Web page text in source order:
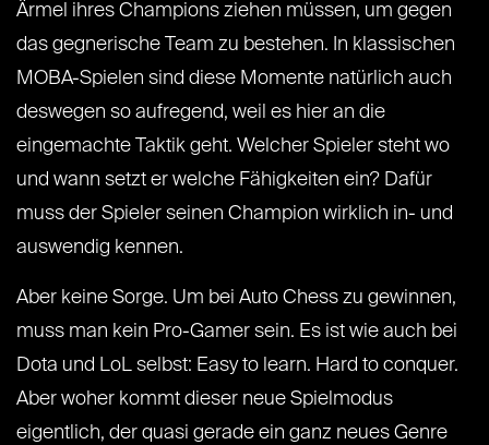
Ärmel ihres Champions ziehen müssen, um gegen
das gegnerische Team zu bestehen. In klassischen
MOBA-Spielen sind diese Momente natürlich auch
deswegen so aufregend, weil es hier an die
eingemachte Taktik geht. Welcher Spieler steht wo
und wann setzt er welche Fähigkeiten ein? Dafür
muss der Spieler seinen Champion wirklich in- und
auswendig kennen.
Aber keine Sorge. Um bei Auto Chess zu gewinnen,
muss man kein Pro-Gamer sein. Es ist wie auch bei
Dota und LoL selbst: Easy to learn. Hard to conquer.
Aber woher kommt dieser neue Spielmodus
eigentlich, der quasi gerade ein ganz neues Genre